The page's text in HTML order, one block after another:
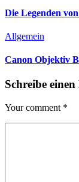
Die Legenden
Allgemein
Canon Objektiv
Schreibe
Your comment *